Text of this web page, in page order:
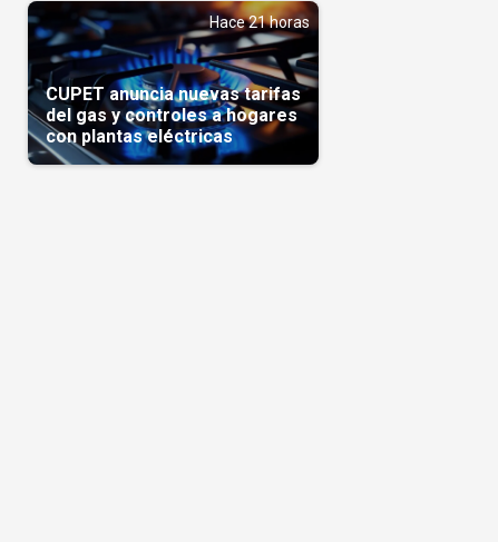
Hace 21 horas
CUPET anuncia nuevas tarifas
del gas y controles a hogares
con plantas eléctricas